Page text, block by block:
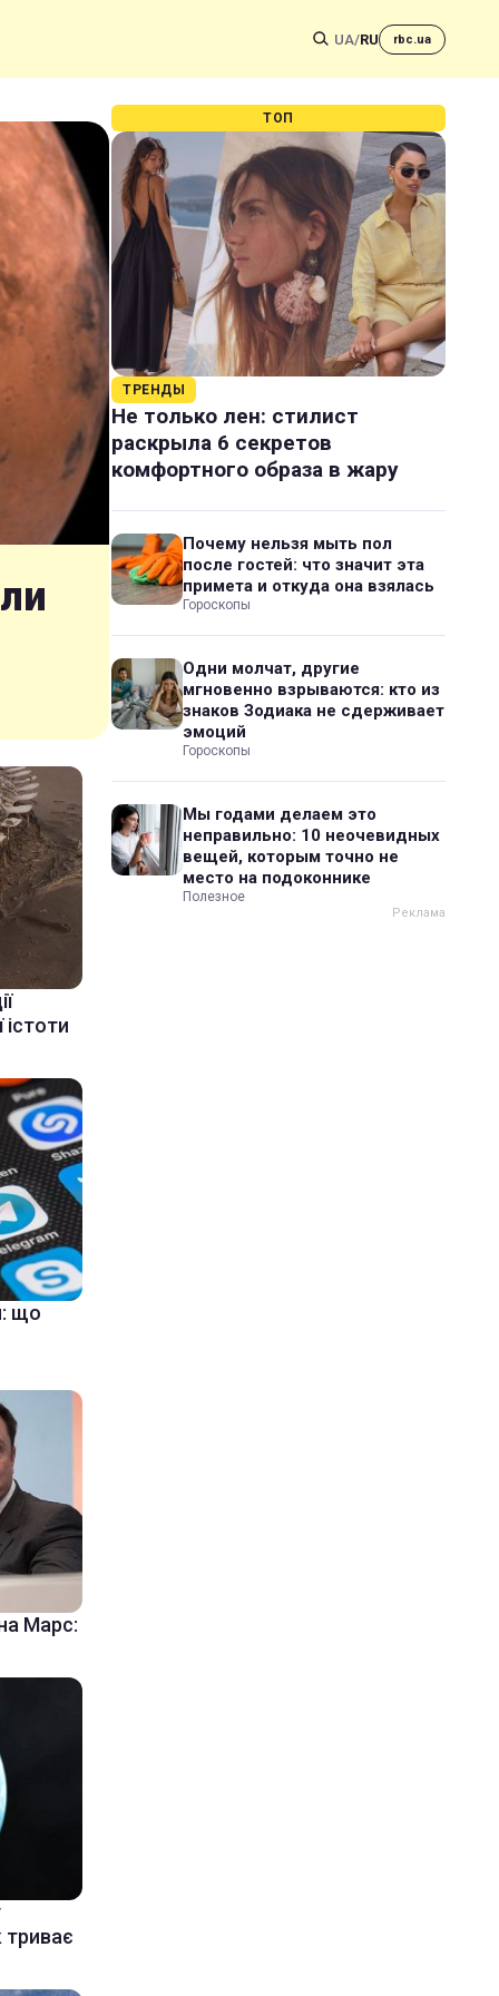
UA/RU rbc.ua
що
Марс:
триває
ТОП
ТРЕНДЫ
Не только лен: стилист
раскрыла 6 секретов
комфортного образа в жару
Почему нельзя мыть пол
после гостей: что значит эта
примета и откуда она взялась
Гороскопы
Одни молчат, другие
мгновенно взрываются: кто из
знаков Зодиака не сдерживает
эмоций
Гороскопы
Мы годами делаем это
неправильно: 10 неочевидных
вещей, которым точно не
место на подоконнике
Полезное